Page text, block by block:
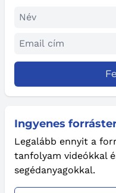
Ingyenes
Legalább ennyit a
tanfolyam videókkal
segédanyagokkal.